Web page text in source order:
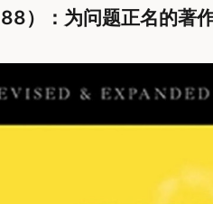
）：为问题正名的著